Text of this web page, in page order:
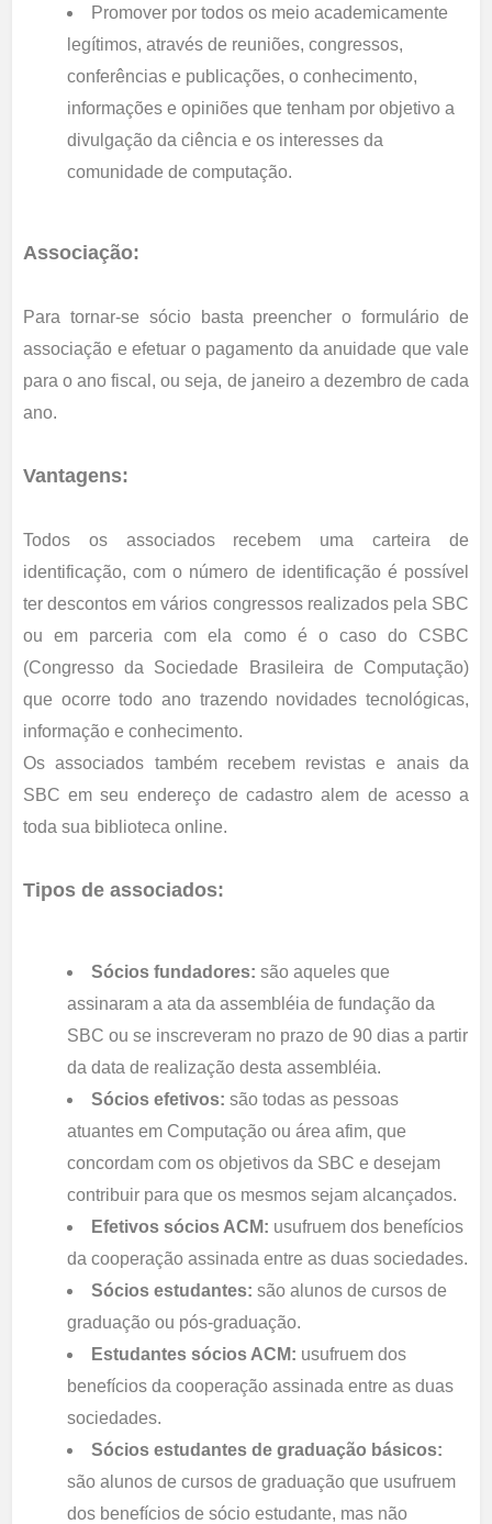
Promover por todos os meio academicamente
legítimos, através de reuniões, congressos,
conferências e publicações, o conhecimento,
informações e opiniões que tenham por objetivo a
divulgação da ciência e os interesses da
comunidade de computação.
Associação:
Para tornar-se sócio basta preencher o formulário de
associação e efetuar o pagamento da anuidade que vale
para o ano fiscal, ou seja, de janeiro a dezembro de cada
ano.
Vantagens:
Todos os associados recebem uma carteira de
identificação, com o número de identificação é possível
ter descontos em vários congressos realizados pela SBC
ou em parceria com ela como é o caso do CSBC
(Congresso da Sociedade Brasileira de Computação)
que ocorre todo ano trazendo novidades tecnológicas,
informação e conhecimento.
Os associados também recebem revistas e anais da
SBC em seu endereço de cadastro alem de acesso a
toda sua biblioteca online.
Tipos de associados:
Sócios fundadores: são aqueles que
assinaram a ata da assembléia de fundação da
SBC ou se inscreveram no prazo de 90 dias a partir
da data de realização desta assembléia.
Sócios efetivos: são todas as pessoas
atuantes em Computação ou área afim, que
concordam com os objetivos da SBC e desejam
contribuir para que os mesmos sejam alcançados.
Efetivos sócios ACM: usufruem dos benefícios
da cooperação assinada entre as duas sociedades.
Sócios estudantes: são alunos de cursos de
graduação ou pós-graduação.
Estudantes sócios ACM: usufruem dos
benefícios da cooperação assinada entre as duas
sociedades.
Sócios estudantes de graduação básicos:
são alunos de cursos de graduação que usufruem
dos benefícios de sócio estudante, mas não